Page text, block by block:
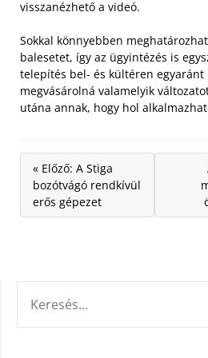
visszanézhető a videó.
Sokkal könnyebben
balesetet, így az ügyintézés is
telepítés bel- és kültéren
megvásárolná valamelyik
utána annak, hogy hol
« Előző: A Stiga
bozótvágó rendkívül
erős gépezet